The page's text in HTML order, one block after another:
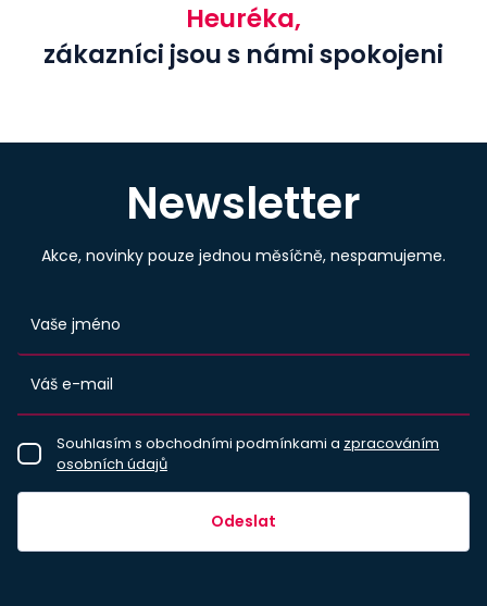
Heuréka,
zákazníci jsou s námi spokojeni
Newsletter
Akce, novinky pouze jednou měsíčně, nespamujeme.
Souhlasím s obchodními podmínkami a zpracováním
osobních údajů
Odeslat